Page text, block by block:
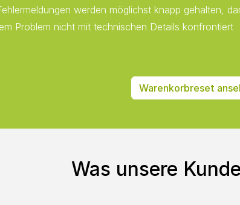
werden möglichst knapp gehalten,
Problem nicht mit technischen Details konfrontiert
Warenkorbreset
Was unsere